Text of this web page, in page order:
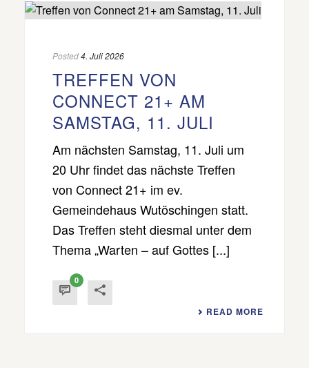
Posted4. Juli 2026
TREFFEN VON
CONNECT 21+ AM
SAMSTAG, 11. JULI
Am nächsten Samstag, 11. Juli um
20 Uhr findet das nächste Treffen
von Connect 21+ im ev.
Gemeindehaus Wutöschingen statt.
Das Treffen steht diesmal unter dem
Thema „Warten – auf Gottes [...]
0
READ MORE